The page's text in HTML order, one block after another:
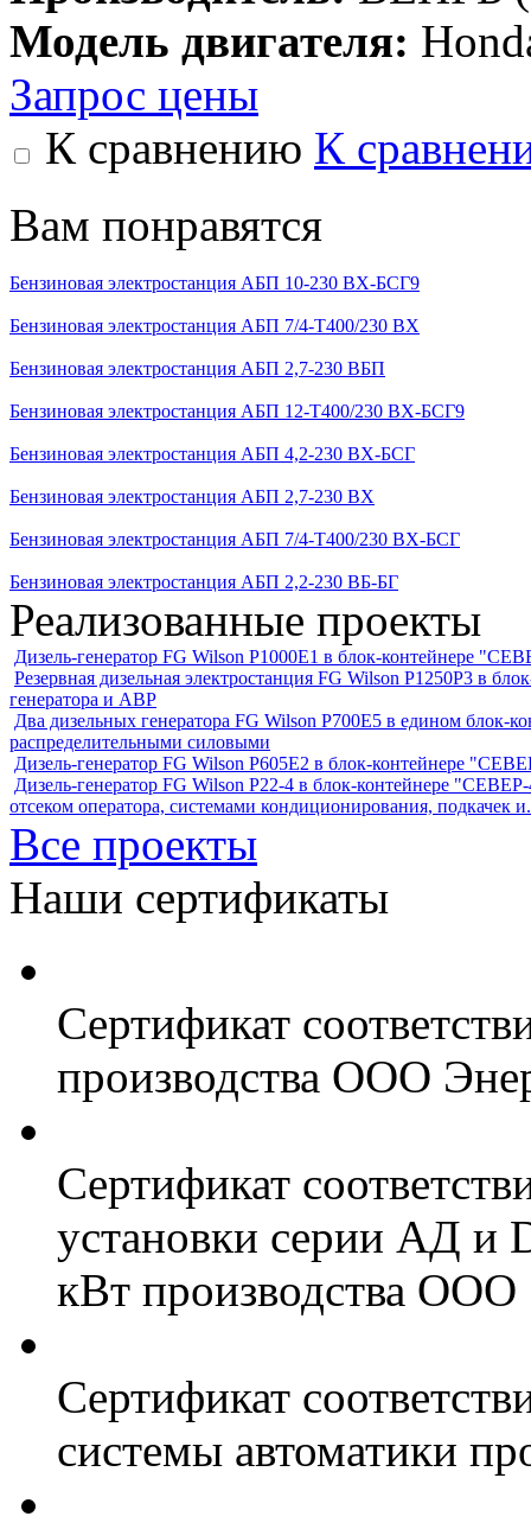
Модель двигателя:
Запрос цены
К сравнению К
Вам понравятся
Бензиновая электростанция АБП 10-230 ВХ-БСГ9
Бензиновая электростанция АБП 7/4-T400/230 ВX
Бензиновая электростанция АБП 2,7-230 ВБП
Бензиновая электростанция АБП 12-Т400/230 ВХ-БСГ9
Бензиновая электростанция АБП 4,2-230 ВX-БCГ
Бензиновая электростанция АБП 2,7-230 ВХ
Бензиновая электростанция АБП 7/4-T400/230 ВX-БСГ
Бензиновая электростанция АБП 2,2-230 ВБ-БГ
Реализованные проекты
Дизель-генератор FG Wilson P1000E1 в блок-контейнере
Резервная дизельная электростанция FG Wilson P1250Р3 в
генератора и АВР
Два дизельных генератора FG Wilson P700E5 в едином
распределительными силовыми
Дизель-генератор FG Wilson P605Е2 в блок-контейнере
Дизель-генератор FG Wilson P22-4 в блок-контейнере
отсеком оператора, системами кондиционирования, подкачек
Все проекты
Наши сертификаты
Сертификат
производства ООО
Сертификат
установки серии АД и
кВт производства ООО
Сертификат
системы автоматики